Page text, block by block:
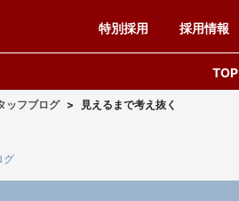
特別採用 採用情報
TOP
ッフブログ 見えるまで考え抜く
グ